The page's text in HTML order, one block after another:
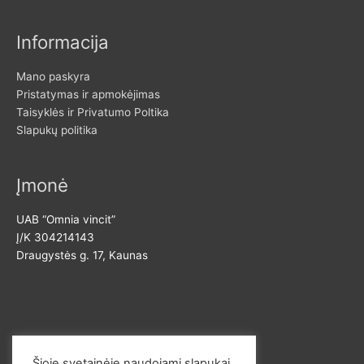
Informacija
Mano paskyra
Pristatymas ir apmokėjimas
Taisyklės ir Privatumo Poltika
Slapukų politika
Įmonė
UAB “Omnia vincit”
Į/K 304214143
Draugystės g. 17, Kaunas